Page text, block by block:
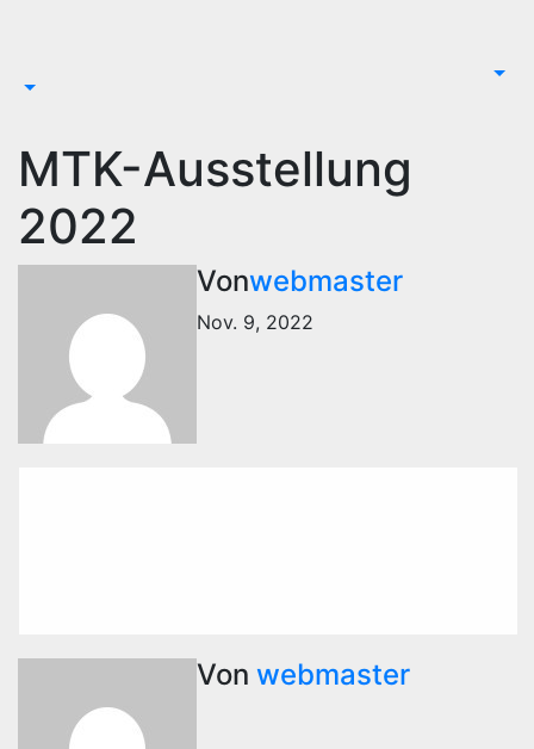
MTK-Ausstellung
2022
Vonwebmaster
Nov. 9, 2022
Von webmaster